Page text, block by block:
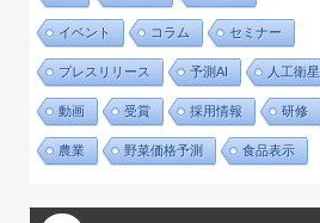
イベント コラム セミナー
プレスリリース 予測AI 人工衛星
動画 受賞 採用情報 研修
農業 野菜価格予測 食品表示